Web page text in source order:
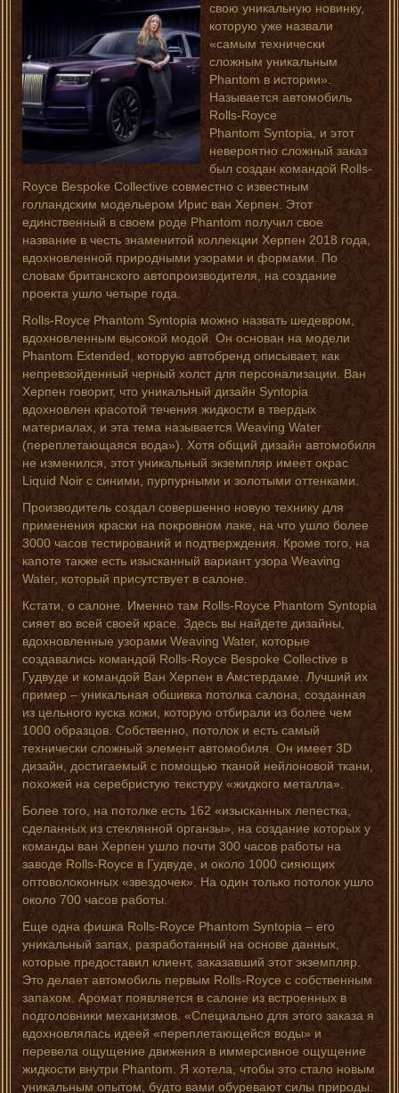
свою уникальную новинку,
которую уже назвали
«самым технически
сложным уникальным
Phantom в истории».
Называется автомобиль
Rolls-Royce
Phantom Syntopia, и этот
невероятно сложный заказ
был создан командой Rolls-
Royce Bespoke Collective совместно с известным
голландским модельером Ирис ван Херпен. Этот
единственный в своем роде Phantom получил свое
название в честь знаменитой коллекции Херпен 2018 года,
вдохновленной природными узорами и формами. По
словам британского автопроизводителя, на создание
проекта ушло четыре года.
Rolls-Royce Phantom Syntopia можно назвать шедевром,
вдохновленным высокой модой. Он основан на модели
Phantom Extended, которую автобренд описывает, как
непревзойденный черный холст для персонализации. Ван
Херпен говорит, что уникальный дизайн Syntopia
вдохновлен красотой течения жидкости в твердых
материалах, и эта тема называется Weaving Water
(переплетающаяся вода»). Хотя общий дизайн автомобиля
не изменился, этот уникальный экземпляр имеет окрас
Liquid Noir с синими, пурпурными и золотыми оттенками.
Производитель создал совершенно новую технику для
применения краски на покровном лаке, на что ушло более
3000 часов тестирований и подтверждения. Кроме того, на
капоте также есть изысканный вариант узора Weaving
Water, который присутствует в салоне.
Кстати, о салоне. Именно там Rolls-Royce Phantom Syntopia
сияет во всей своей красе. Здесь вы найдете дизайны,
вдохновленные узорами Weaving Water, которые
создавались командой Rolls-Royce Bespoke Collective в
Гудвуде и командой Ван Херпен в Амстердаме. Лучший их
пример – уникальная обшивка потолка салона, созданная
из цельного куска кожи, которую отбирали из более чем
1000 образцов. Собственно, потолок и есть самый
технически сложный элемент автомобиля. Он имеет 3D
дизайн, достигаемый с помощью тканой нейлоновой ткани,
похожей на серебристую текстуру «жидкого металла».
Более того, на потолке есть 162 «изысканных лепестка,
сделанных из стеклянной органзы», на создание которых у
команды ван Херпен ушло почти 300 часов работы на
заводе Rolls-Royce в Гудвуде, и около 1000 сияющих
оптоволоконных «звездочек». На один только потолок ушло
около 700 часов работы.
Еще одна фишка Rolls-Royce Phantom Syntopia – его
уникальный запах, разработанный на основе данных,
которые предоставил клиент, заказавший этот экземпляр.
Это делает автомобиль первым Rolls-Royce с собственным
запахом. Аромат появляется в салоне из встроенных в
подголовники механизмов. «Специально для этого заказа я
вдохновлялась идеей «переплетающейся воды» и
перевела ощущение движения в иммерсивное ощущение
жидкости внутри Phantom. Я хотела, чтобы это стало новым
уникальным опытом, будто вами обуревают силы природы.